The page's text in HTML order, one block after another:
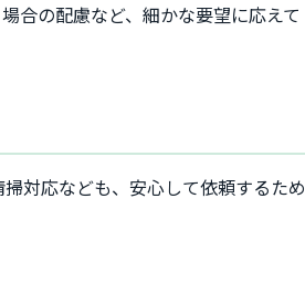
合の配慮など、細かな要望に応えて
対応なども、安心して依頼するため